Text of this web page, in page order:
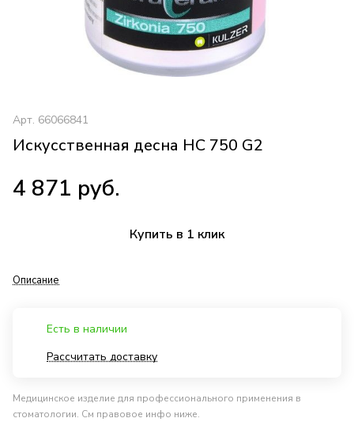
Арт. 66066841
Искусственная десна HC 750 G2
4 871 руб.
Купить в 1 клик
Описание
Есть в наличии
Рассчитать доставку
Медицинское изделие для профессионального применения в
стоматологии. См правовое инфо ниже.